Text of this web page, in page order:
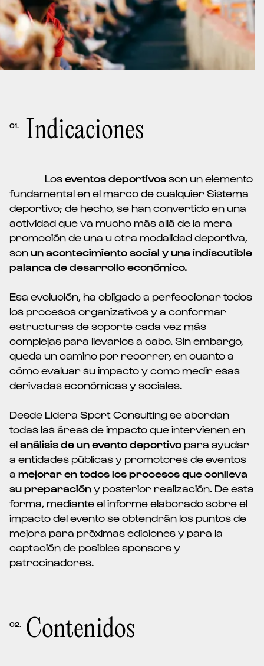
01. Indicaciones
Loseventos deportivosson un elemento
fundamental en el marco de cualquier Sistema
deportivo; de hecho, se han convertido en una
actividad que va mucho más allá de la mera
promoción de una u otra modalidad deportiva,
sonun acontecimiento social y una indiscutible
palanca de desarrollo económico.
Esa evolución, ha obligado a perfeccionar todos
los procesos organizativos y a conformar
estructuras de soporte cada vez más
complejas para llevarlos a cabo. Sin embargo,
queda un camino por recorrer, en cuanto a
cómo evaluar su impacto y como medir esas
derivadas económicas y sociales.
Desde Lidera Sport Consulting se abordan
todas las áreas de impacto que intervienen en
elanálisis de un evento deportivo para ayudar
a entidades públicas y promotores de eventos
a mejorar en todos los procesos que conlleva
su preparacióny posterior realización. De esta
forma, mediante el informe elaborado sobre el
impacto del evento se obtendrán los puntos de
mejora para próximas ediciones y para la
captación de posibles sponsors y
patrocinadores.
02. Contenidos